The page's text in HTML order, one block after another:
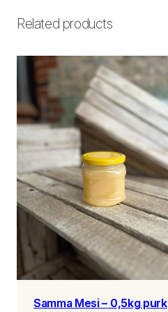
Related products
Samma Mesi – 0,5kg purk